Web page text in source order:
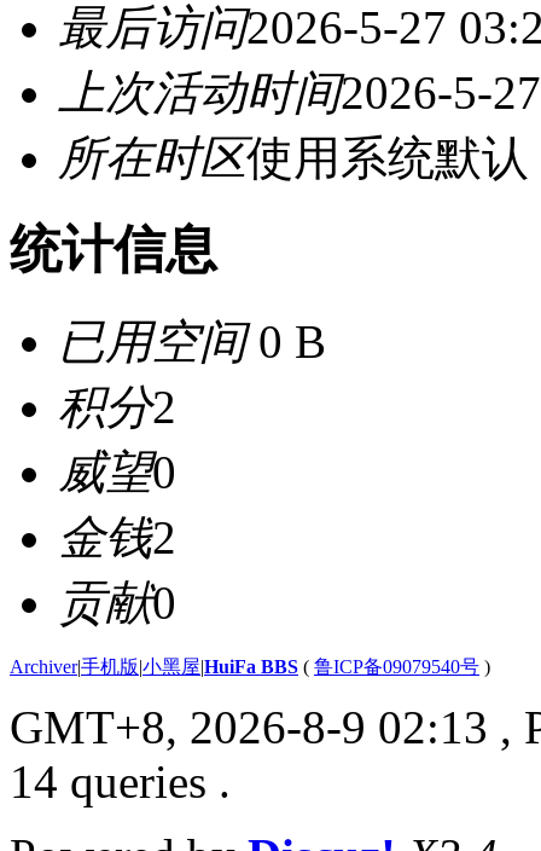
最后访问2026-5-27
上次活动时间2026-5-
所在时区使用系统默认
统计信息
已用空间0 B
积分2
威望0
金钱2
贡献0
Archiver|手机版|小黑屋|HuiFa BBS ( 鲁ICP备09079540号 )
GMT+8, 2026-8-9 02:13 ,
14 queries .